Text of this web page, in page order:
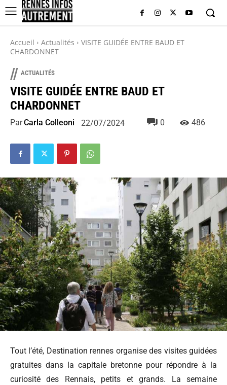
Accueil Actualités
VISITE GUIDÉE ENTRE BAUD ET
CHARDONNET
// ACTUALITÉS
VISITE GUIDÉE ENTRE BAUD ET
CHARDONNET
ParCarla Colleoni 22/07/2024 0 486
Tout l’été, Destination rennes organise des visites guidées
gratuites dans la capitale bretonne pour répondre à la
curiosité des Rennais, petits et grands. La semaine